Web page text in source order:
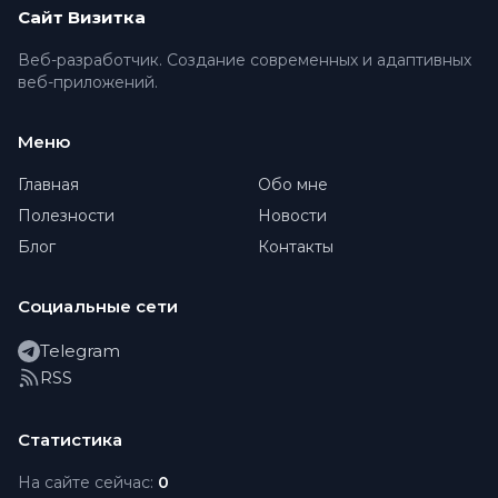
Сайт Визитка
Веб-разработчик. Создание современных и адаптивных
веб-приложений.
Меню
Главная
Обо мне
Полезности
Новости
Блог
Контакты
Социальные сети
Telegram
RSS
Статистика
На сайте сейчас: 0